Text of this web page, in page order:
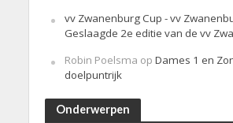
vv Zwanenburg Cup - vv
Geslaagde 2e editie van de vv
Robin Poelsma op Dames 1 en
doelpuntrijk
Onderwerpen